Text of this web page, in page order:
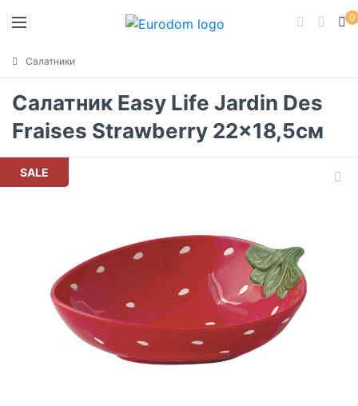
0
Салатники
Салатник Easy Life Jardin Des
Fraises Strawberry 22x18,5см
SALE